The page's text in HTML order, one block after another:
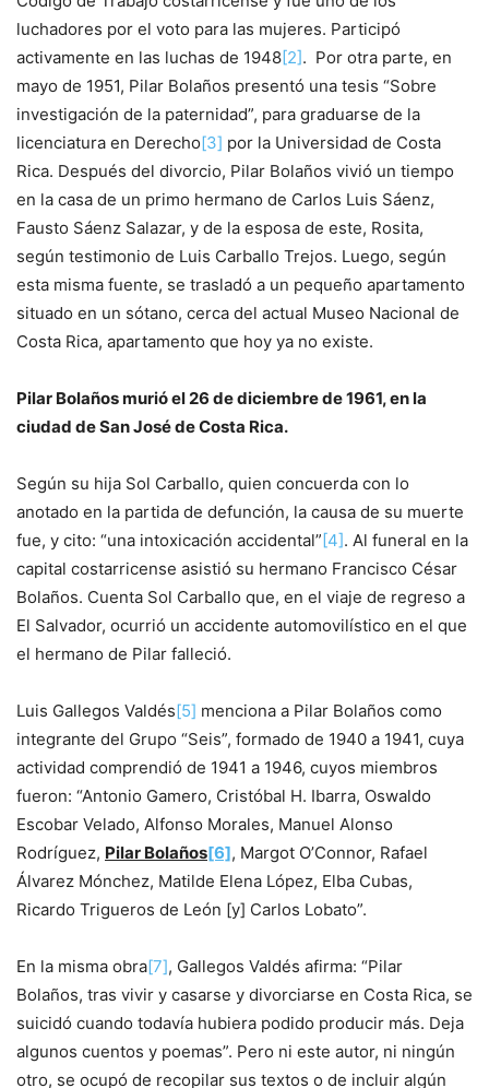
luchadores por el voto para las mujeres. Participó
activamente en las luchas de 1948[2]. Por otra parte, en
mayo de 1951, Pilar Bolaños presentó una tesis “Sobre
investigación de la paternidad”, para graduarse de la
licenciatura en Derecho[3] por la Universidad de Costa
Rica. Después del divorcio, Pilar Bolaños vivió un tiempo
en la casa de un primo hermano de Carlos Luis Sáenz,
Fausto Sáenz Salazar, y de la esposa de este, Rosita,
según testimonio de Luis Carballo Trejos. Luego, según
esta misma fuente, se trasladó a un pequeño apartamento
situado en un sótano, cerca del actual Museo Nacional de
Costa Rica, apartamento que hoy ya no existe.
Pilar Bolaños murió el 26 de diciembre de 1961, en la
ciudad de San José de Costa Rica.
Según su hija Sol Carballo, quien concuerda con lo
anotado en la partida de defunción, la causa de su muerte
fue, y cito: “una intoxicación accidental” [4]. Al funeral en la
capital costarricense asistió su hermano Francisco César
Bolaños. Cuenta Sol Carballo que, en el viaje de regreso a
El Salvador, ocurrió un accidente automovilístico en el que
el hermano de Pilar falleció.
Luis Gallegos Valdés[5] menciona a Pilar Bolaños como
integrante del Grupo “Seis”, formado de 1940 a 1941, cuya
actividad comprendió de 1941 a 1946, cuyos miembros
fueron: “Antonio Gamero, Cristóbal H. Ibarra, Oswaldo
Escobar Velado, Alfonso Morales, Manuel Alonso
Rodríguez, Pilar Bolaños[6], Margot O’Connor, Rafael
Álvarez Mónchez, Matilde Elena López, Elba Cubas,
Ricardo Trigueros de León [y] Carlos Lobato”.
En la misma obra[7], Gallegos Valdés afirma: “Pilar
Bolaños, tras vivir y casarse y divorciarse en Costa Rica, se
suicidó cuando todavía hubiera podido producir más. Deja
algunos cuentos y poemas”. Pero ni este autor, ni ningún
otro, se ocupó de recopilar sus textos o de incluir algún